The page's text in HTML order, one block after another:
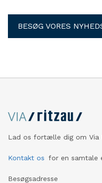
BESØG VORES
Lad os fortælle dig om Via
Kontakt os for en samtale
Besøgsadresse